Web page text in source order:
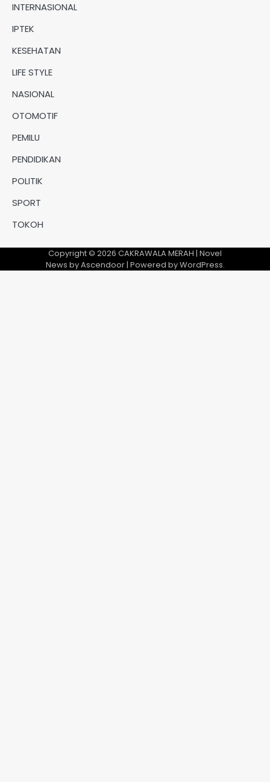
INTERNASIONAL
IPTEK
KESEHATAN
LIFE STYLE
NASIONAL
OTOMOTIF
PEMILU
PENDIDIKAN
POLITIK
SPORT
TOKOH
Copyright © 2026 CAKRAWALA MERAH | Novel
News byAscendoor| Powered byWordPress.